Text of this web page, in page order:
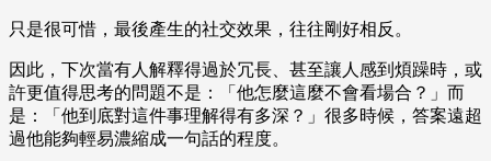
只是很可惜，最後產生的社交效果，往往剛好相反。
因此，下次當有人解釋得過於冗長、甚至讓人感到煩躁時，或
許更值得思考的問題不是：「他怎麼這麼不會看場合？」而
是：「他到底對這件事理解得有多深？」很多時候，答案遠超
過他能夠輕易濃縮成一句話的程度。